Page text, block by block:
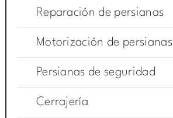
Reparación de persianas
Motorización de persianas
Persianas de seguridad
Cerrajería